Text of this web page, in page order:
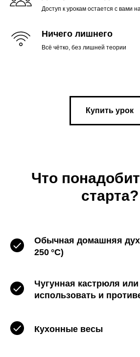
Доступ к урокам остается с вами
Ничего лишнего
Всё чётко, без лишней теории
Купить урок
Что
старта?
Обычная домашняя
250 °C)
Чугунная кастрюля
использовать и
Кухонные весы